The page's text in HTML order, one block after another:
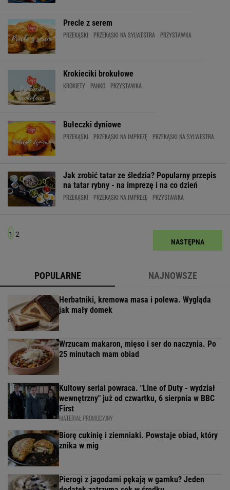
Precle z serem
PRZEKĄSKI PRZEKĄSKI NA SYLWESTRA PRZYSTAWKA
Krokieciki brokułowe
KROKIETY PANKO PRZYSTAWKA
Bułeczki dyniowe
PRZEKĄSKI PRZEKĄSKI NA IMPREZĘ PRZEKĄSKI NA SYLWESTRA
Jak zrobić tatar ze śledzia? Popularny przepis
na tatar rybny - na imprezę i na co dzień
PRZEKĄSKI PRZEKĄSKI NA IMPREZĘ PRZYSTAWKA
1 2
NASTĘPNA
POPULARNE NAJNOWSZE
Herbatniki, kremowa masa i polewa. Wygląda
jak mały domek
Wrzucam makaron, mięso i ser do naczynia. Po
25 minutach mam obiad
Kultowy serial powraca. "Line of Duty - wydział
wewnętrzny" już od czwartku, 6 sierpnia w BBC
First
MATERIAŁ PROMOCYJNY
Biorę cukinię i ziemniaki. Powstaje obiad, który
znika w mig
Pierogi z jagodami pękają w garnku? Jeden